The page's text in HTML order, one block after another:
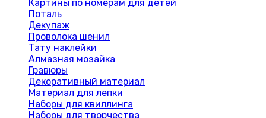
Картины по номерам для детей
Поталь
Декупаж
Проволока шенил
Тату наклейки
Алмазная мозайка
Гравюры
Декоративный материал
Материал для лепки
Наборы для квиллинга
Наборы для творчества